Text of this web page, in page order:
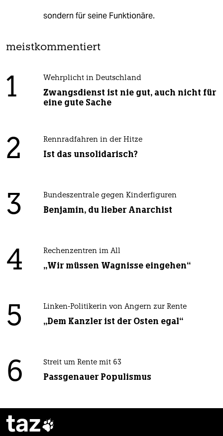
sondern für seine Funktionäre.
meistkommentiert
1 Wehrplicht in Deutschland
Zwangsdienst ist nie gut, auch nicht für
eine gute Sache
2 Rennradfahren in der Hitze
Ist das unsolidarisch?
3 Bundeszentrale gegen Kinderfiguren
Benjamin, du lieber Anarchist
4 Rechenzentren im All
„Wir müssen Wagnisse eingehen“
5 Linken-Politikerin von Angern zur Rente
„Dem Kanzler ist der Osten egal“
6 Streit um Rente mit 63
Passgenauer Populismus
taz